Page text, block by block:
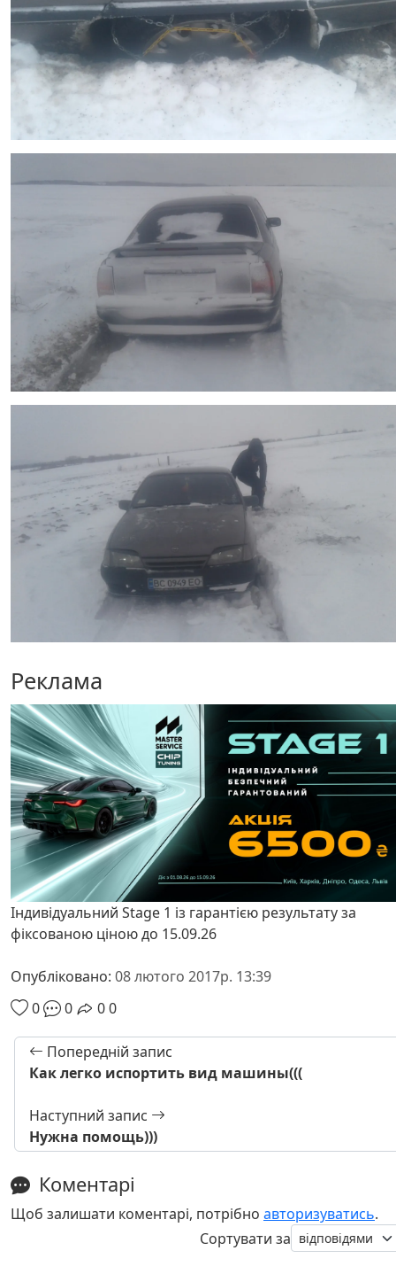
Реклама
Індивідуальний Stage 1 із гарантією результату за
фіксованою ціною до 15.09.26
Опубліковано: 08 лютого 2017р. 13:39
0
0 00
Попередній запис
Как легко испортить вид машины(((
Наступний запис
Нужна помощь)))
Коментарі
Щоб залишати коментарі, потрібно авторизуватись.
Сортувати за